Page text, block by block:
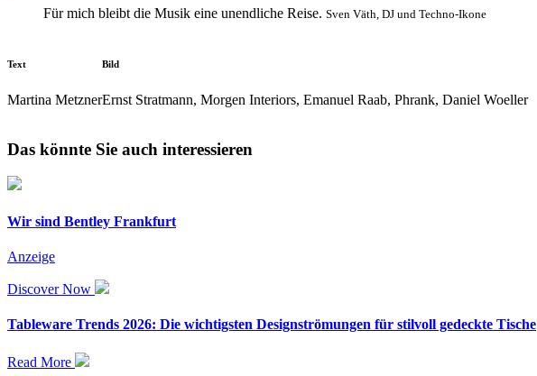
Für mich bleibt die Musik eine unendliche Reise. Sven Väth, DJ und Techno-Ikone
Text
Martina Metzner
Bild
Ernst Stratmann, Morgen Interiors, Emanuel Raab, Phrank, Daniel Woeller
Das könnte Sie auch interessieren
Wir sind Bentley Frankfurt
Anzeige
Discover Now
Tableware Trends 2026: Die wichtigsten Designströmungen für stilvoll gedeckte Tische
Read More